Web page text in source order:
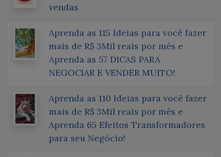
vendas
Aprenda as 115 Ideias para você fazer
mais de R$ 3Mil reais por mês e
Aprenda as 57 DICAS PARA
NEGOCIAR E VENDER MUITO!
Aprenda as 110 Ideias para você fazer
mais de R$ 3Mil reais por mês e
Aprenda 65 Efeitos Transformadores
para seu Negócio!